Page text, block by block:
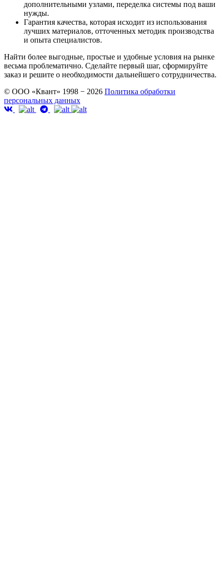
дополнительными узлами, переделка системы под ваши
нужды.
Гарантия качества, которая исходит из использования
лучших материалов, отточенных методик производства
и опыта специалистов.
Найти более выгодные, простые и удобные условия на рынке
весьма проблематично. Сделайте первый шаг, сформируйте
заказ и решите о необходимости дальнейшего сотрудничества.
© ООО «Квант» 1998 − 2026 Политика обработки
персональных данных